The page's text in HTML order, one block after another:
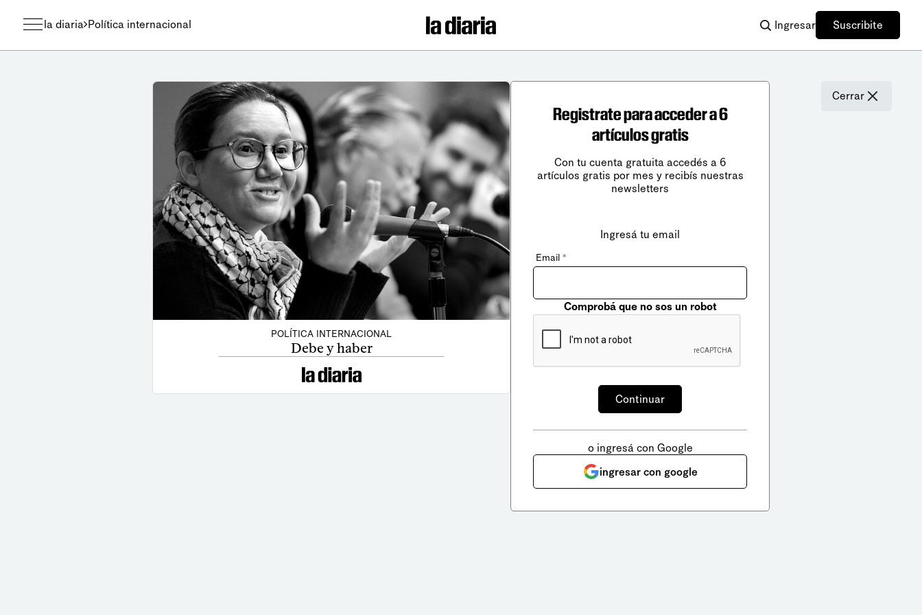
la diaria Política internacional Ingresar Suscribite
POLÍTICA INTERNACIONAL
Debe y haber
Cerrar
Registrate para acceder a 6
artículos gratis
Con tu cuenta gratuita accedés a 6
artículos gratis por mes y recibís nuestras
newsletters
Ingresá tu email
Email *
Comprobá que no sos un robot
o ingresá con Google
ingresar con google